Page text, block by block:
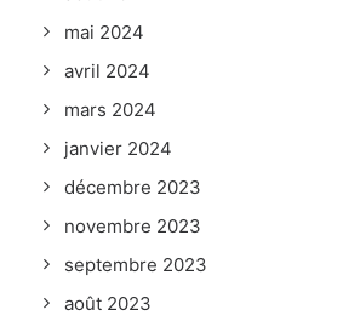
mai 2024
avril 2024
mars 2024
janvier 2024
décembre 2023
novembre 2023
septembre 2023
août 2023